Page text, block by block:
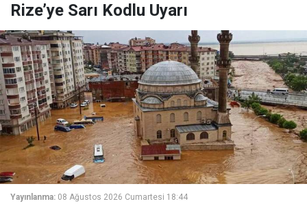
Rize’ye Sarı Kodlu Uyarı
Yayınlanma: 08 Ağustos 2026 Cumartesi 18:44